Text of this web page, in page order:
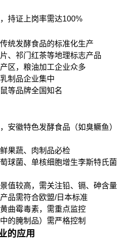
持证上岗率需达100%
统发酵食品的标准化生产
、祁门红茶等地理标志产品
区，粮油加工企业众多
制品企业集中
等品牌全国知名
安徽特色发酵食品（如臭鳜鱼）
果蔬、肉制品必检
球菌、单核细胞增生李斯特氏菌
值较高，需关注铅、镉、砷含量
品需符合欧盟/日本标准
曲霉毒素，需重点监控
的腌制品）需严格控制
的应用